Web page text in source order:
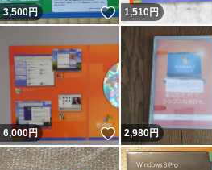
3,500円 いいね！
1,510 円
6,000円 いいね！
2,980円